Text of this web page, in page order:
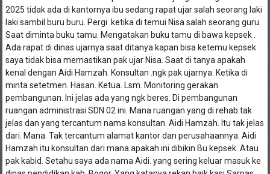
2025 tidak ada di kantornya ibu sedang rapat ujar salah seorang laki
laki sambil buru buru. Pergi .ketika di temui Nisa salah seorang guru.
Saat diminta buku tamu. Mengatakan buku tamu di bawa kepsek .
Ada rapat di dinas ujarnya saat ditanya kapan bisa ketemu kepsek
saya tidak bisa memastikan pak ujar Nisa. Saat di tanya apakah
kenal dengan Aidi Hamzah. Konsultan .ngk pak ujarnya. Ketika di
minta setetmen. Hasan. Ketua. Lsm. Monitoring gerakan
pembangunan. Ini jelas ada yang ngk beres. Di pembangunan
ruangan administrasi SDN 02 ini. Mana ruangan yang di rehab.tak
jelas dan yang tercantum nama konsultan. Aidi Hamzah. Itu tak jelas
dari. Mana. Tak tercantum alamat kantor dan perusahaannya. Aidi
Hamzah itu konsultan dari mana.apakah ini dibikin Bu kepsek. Atau
pak kabid. Setahu saya ada nama Aidi. yang sering keluar masuk ke